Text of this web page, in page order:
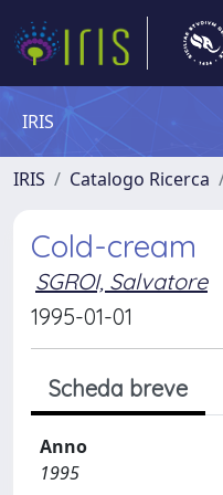
IRIS
IRIS Catalogo Ricerca
Cold-cream
SGROI, Salvatore
1995-01-01
Scheda breve
Anno
1995